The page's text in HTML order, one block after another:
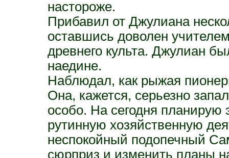
настороже.
Прибавил от Джулиана
оставшись доволен
древнего культа. Джулиан
наедине.
Наблюдал, как рыжая
Она, кажется, серьезно
особо. На сегодня
рутинную хозяйственную
неспокойный подопечный
сюрприз и изменить планы